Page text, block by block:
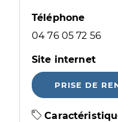
Téléphone
04 76 05 72 56
Site internet
PRISE DE